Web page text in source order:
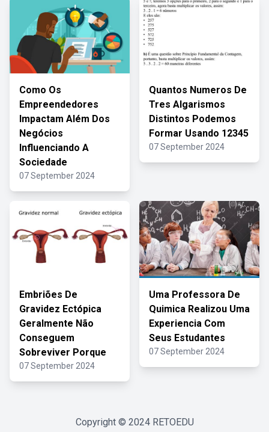
Como Os
Empreendedores
Impactam Além Dos
Negócios
Influenciando A
Sociedade
07 September 2024
Quantos Numeros De
Tres Algarismos
Distintos Podemos
Formar Usando 12345
07 September 2024
Embriões De
Gravidez Ectópica
Geralmente Não
Conseguem
Sobreviver Porque
07 September 2024
Uma Professora De
Quimica Realizou Uma
Experiencia Com
Seus Estudantes
07 September 2024
Copyright © 2024 RETOEDU